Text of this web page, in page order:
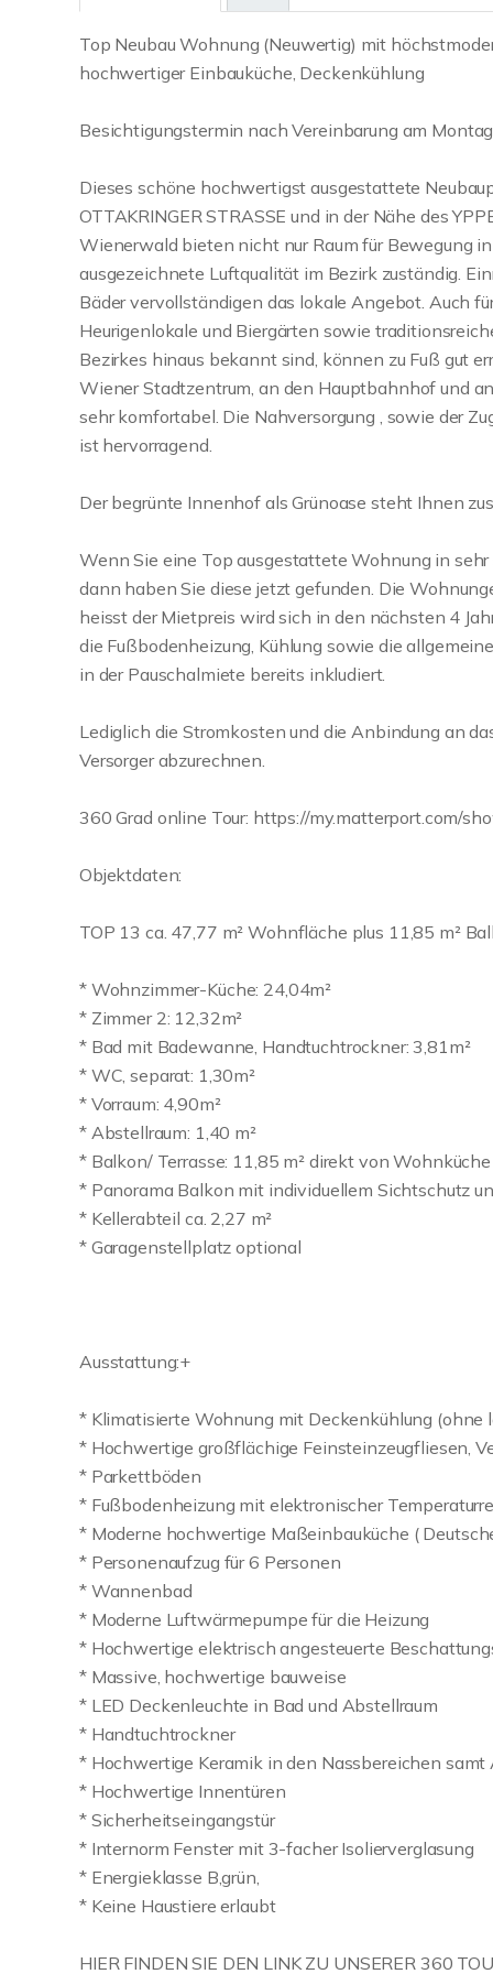
Top Neubau Wohnung (Neuwertig) mit
hochwertiger Einbauküche, Deckenkühlung
Besichtigungstermin nach Vereinbarung am
Dieses schöne hochwertigst ausgestattete
OTTAKRINGER STRASSE und in der Nähe des
Wienerwald bieten nicht nur Raum für Bewegung
ausgezeichnete Luftqualität im Bezirk zuständig.
Bäder vervollständigen das lokale Angebot. Auch
Heurigenlokale und Biergärten sowie
Bezirkes hinaus bekannt sind, können zu Fuß gut
Wiener Stadtzentrum, an den Hauptbahnhof und
sehr komfortabel. Die Nahversorgung , sowie der
ist hervorragend.
Der begrünte Innenhof als Grünoase steht Ihnen
Wenn Sie eine Top ausgestattete Wohnung in
dann haben Sie diese jetzt gefunden. Die
heisst der Mietpreis wird sich in den nächsten 4
die Fußbodenheizung, Kühlung sowie die
in der Pauschalmiete bereits inkludiert.
Lediglich die Stromkosten und die Anbindung an
Versorger abzurechnen.
360 Grad online Tour: https://my.matterport.com/
Objektdaten:
TOP 13 ca. 47,77 m² Wohnfläche plus 11,85 m²
* Wohnzimmer-Küche: 24,04m²
* Zimmer 2: 12,32m²
* Bad mit Badewanne, Handtuchtrockner: 3,81m²
* WC, separat: 1,30m²
* Vorraum: 4,90m²
* Abstellraum: 1,40 m²
* Balkon/ Terrasse: 11,85 m² direkt von
* Panorama Balkon mit individuellem Sichtschutz
* Kellerabteil ca. 2,27 m²
* Garagenstellplatz optional
Ausstattung:+
* Klimatisierte Wohnung mit Deckenkühlung (ohne
* Hochwertige großflächige Feinsteinzeugfliesen,
* Parkettböden
* Fußbodenheizung mit elektronischer
* Moderne hochwertige Maßeinbauküche (
* Personenaufzug für 6 Personen
* Wannenbad
* Moderne Luftwärmepumpe für die Heizung
* Hochwertige elektrisch angesteuerte
* Massive, hochwertige bauweise
* LED Deckenleuchte in Bad und Abstellraum
* Handtuchtrockner
* Hochwertige Keramik in den Nassbereichen samt
* Hochwertige Innentüren
* Sicherheitseingangstür
* Internorm Fenster mit 3-facher Isolierverglasung
* Energieklasse B,grün,
* Keine Haustiere erlaubt
HIER FINDEN SIE DEN LINK ZU UNSERER 360